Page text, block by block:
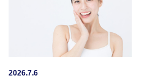
2026.7.6